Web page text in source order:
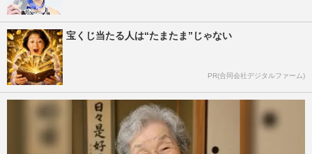
宝くじ当たる人は“たまたま”じゃない
PR(合同会社デジタルファーム)